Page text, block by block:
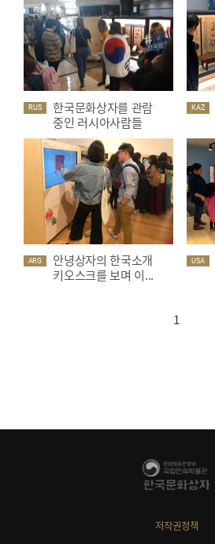
RUS
한국문화상자를 관람
중인 러시아사람들
KAZ
ARG
안녕상자의 한국소개
키오스크를 보며 이...
USA
1
저작권정책